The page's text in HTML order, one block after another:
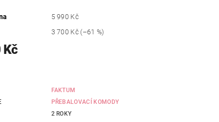
5 990 Kč
3 700 Kč (–61 %)
Kč
FAKTUM
PŘEBALOVACÍ KOMODY
2 ROKY